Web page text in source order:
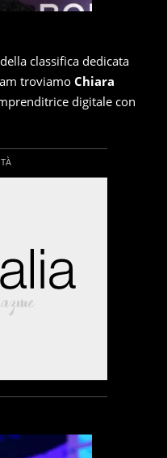
classifica dedicata
troviamoChiara
digitale con